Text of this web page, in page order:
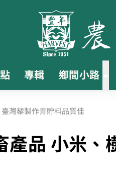
專輯 鄉間小路
灣藜製作青貯料品質佳
品 小米